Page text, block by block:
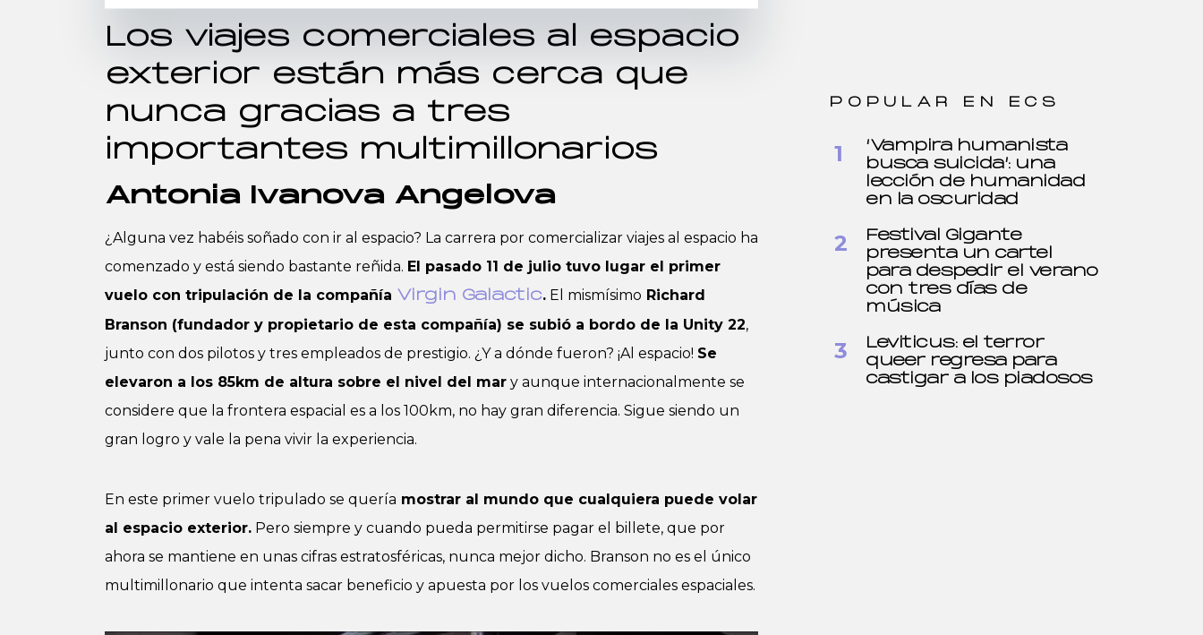
Los viajes comerciales al espacio
exterior están más cerca que
nunca gracias a tres
importantes multimillonarios
Antonia Ivanova Angelova
¿Alguna vez habéis soñado con ir al espacio? La carrera por comercializar viajes al espacio ha
comenzado y está siendo bastante reñida. El pasado 11 de julio tuvo lugar el primer
vuelo con tripulación de la compañía Virgin Galactic. El mismísimo Richard
Branson (fundador y propietario de esta compañía) se subió a bordo de la Unity 22,
junto con dos pilotos y tres empleados de prestigio. ¿Y a dónde fueron? ¡Al espacio! Se
elevaron a los 85km de altura sobre el nivel del mar y aunque internacionalmente se
considere que la frontera espacial es a los 100km, no hay gran diferencia. Sigue siendo un
gran logro y vale la pena vivir la experiencia.
En este primer vuelo tripulado se quería mostrar al mundo que cualquiera puede volar
al espacio exterior. Pero siempre y cuando pueda permitirse pagar el billete, que por
ahora se mantiene en unas cifras estratosféricas, nunca mejor dicho. Branson no es el único
multimillonario que intenta sacar beneficio y apuesta por los vuelos comerciales espaciales.
POPULAR EN ECS
‘Vampira humanista
busca suicida’: una
lección de humanidad
en la oscuridad
Festival Gigante
presenta un cartel
para despedir el verano
con tres días de
música
Leviticus: el terror
queer regresa para
castigar a los piadosos